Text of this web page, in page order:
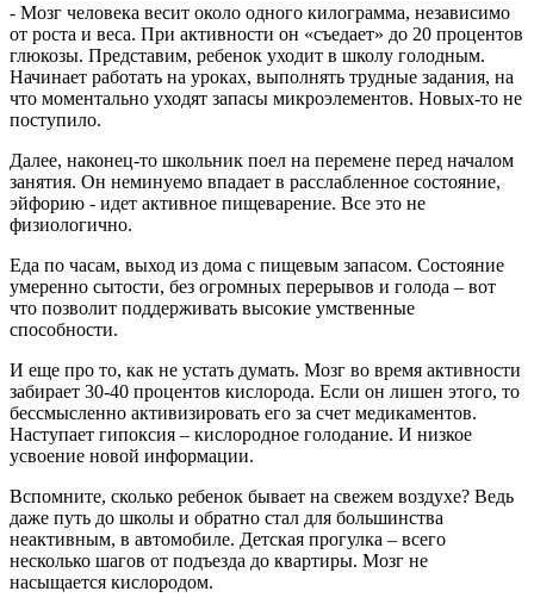
- Мозг человека весит около одного килограмма, независимо
от роста и веса. При активности он «съедает» до 20 процентов
глюкозы. Представим, ребенок уходит в школу голодным.
Начинает работать на уроках, выполнять трудные задания, на
что моментально уходят запасы микроэлементов. Новых-то не
поступило.
Далее, наконец-то школьник поел на перемене перед началом
занятия. Он неминуемо впадает в расслабленное состояние,
эйфорию - идет активное пищеварение. Все это не
физиологично.
Еда по часам, выход из дома с пищевым запасом. Состояние
умеренно сытости, без огромных перерывов и голода – вот
что позволит поддерживать высокие умственные
способности.
И еще про то, как не устать думать. Мозг во время активности
забирает 30-40 процентов кислорода. Если он лишен этого, то
бессмысленно активизировать его за счет медикаментов.
Наступает гипоксия – кислородное голодание. И низкое
усвоение новой информации.
Вспомните, сколько ребенок бывает на свежем воздухе? Ведь
даже путь до школы и обратно стал для большинства
неактивным, в автомобиле. Детская прогулка – всего
несколько шагов от подъезда до квартиры. Мозг не
насыщается кислородом.